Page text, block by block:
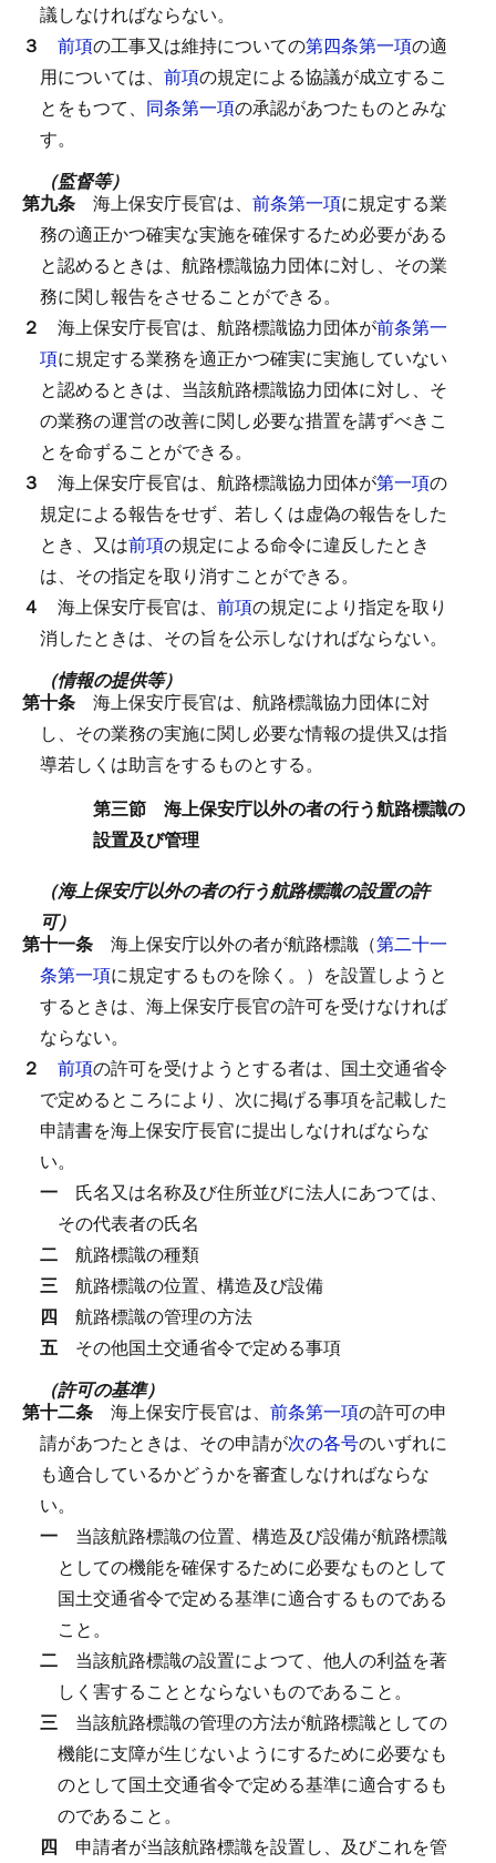
議しなければならない。
３ 前項の工事又は維持についての第四条第一項の適
用については、 前項の規定による協議が成立するこ
とをもつて、 同条第一項の承認があつたものとみな
す。
（監督等）
第九条 海上保安庁長官は、 前条第一項に規定する業
務の適正かつ確実な実施を確保するため必要がある
と認めるときは、航路標識協力団体に対し、その業
務に関し報告をさせることができる。
２ 海上保安庁長官は、航路標識協力団体が前条第一
項に規定する業務を適正かつ確実に実施していない
と認めるときは、当該航路標識協力団体に対し、そ
の業務の運営の改善に関し必要な措置を講ずべきこ
とを命ずることができる。
３ 海上保安庁長官は、航路標識協力団体が第一項の
規定による報告をせず、若しくは虚偽の報告をした
とき、又は前項の規定による命令に違反したとき
は、その指定を取り消すことができる。
４ 海上保安庁長官は、 前項の規定により指定を取り
消したときは、その旨を公示しなければならない。
（情報の提供等）
第十条 海上保安庁長官は、航路標識協力団体に対
し、その業務の実施に関し必要な情報の提供又は指
導若しくは助言をするものとする。
第三節 海上保安庁以外の者の行う航路標識の
設置及び管理
（海上保安庁以外の者の行う航路標識の設置の許
可）
第十一条 海上保安庁以外の者が航路標識（第二十一
条第一項に規定するものを除く。）を設置しようと
するときは、海上保安庁長官の許可を受けなければ
ならない。
２ 前項の許可を受けようとする者は、国土交通省令
で定めるところにより、次に掲げる事項を記載した
申請書を海上保安庁長官に提出しなければならな
い。
一 氏名又は名称及び住所並びに法人にあつては、
その代表者の氏名
二 航路標識の種類
三 航路標識の位置、構造及び設備
四 航路標識の管理の方法
五 その他国土交通省令で定める事項
（許可の基準）
第十二条 海上保安庁長官は、 前条第一項の許可の申
請があつたときは、その申請が次の各号のいずれに
も適合しているかどうかを審査しなければならな
い。
一 当該航路標識の位置、構造及び設備が航路標識
としての機能を確保するために必要なものとして
国土交通省令で定める基準に適合するものである
こと。
二 当該航路標識の設置によつて、他人の利益を著
しく害することとならないものであること。
三 当該航路標識の管理の方法が航路標識としての
機能に支障が生じないようにするために必要なも
のとして国土交通省令で定める基準に適合するも
のであること。
四 申請者が当該航路標識を設置し、及びこれを管